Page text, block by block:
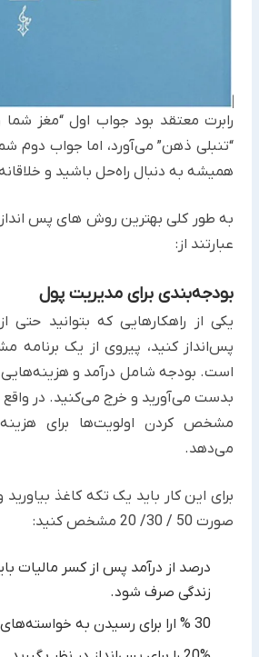
رابرت معتقد بود جواب اول “مغز
“تنبلی ذهن” می‌آورد، اما جواب دوم
همیشه به دنبال راه‌حل باشید و
به طور کلی بهترین روش های پس انداز
عبارتند از:‏
بودجه‌بندی برای مدیریت پول
یکی از راهکارهایی که بتوانید حتی
پس‌انداز کنید، پیروی از یک
است. ‏بودجه شامل درآمد و
بدست می‌آورید و خرج می‌کنید. در
مشخص ‏کردن اولویت‌ها برای
می‌دهد.
برای این کار باید یک تکه کاغذ
صورت 50 / 30/ 20 مشخص کنید:
درصد از درآمد پس از کسر مالیات
زندگی صرف شود.‏